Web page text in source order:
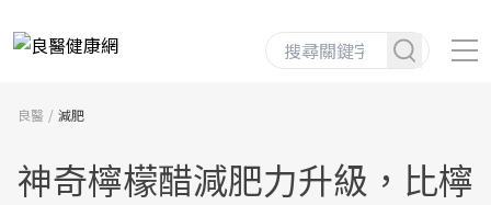
良醫 減肥
神奇檸檬醋減肥力升級，比檸